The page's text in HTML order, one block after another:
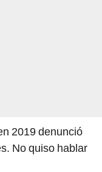
2019 denunció
No quiso hablar